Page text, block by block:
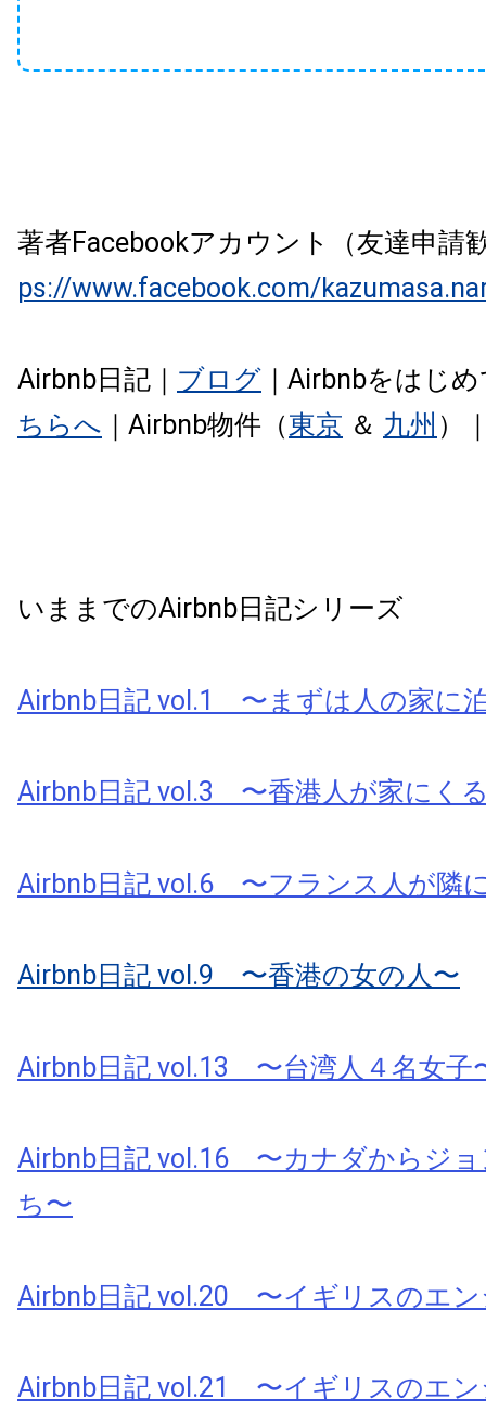
著者Facebookアカウント（友達申請
ps://www.facebook.com/
Airbnb日記｜ ブログ ｜Airbnbをはじ
ちらへ ｜Airbnb物件（東京 ＆ 九州 ）
いままでのAirbnb日記シリーズ
Airbnb日記 vol.1 〜まずは人の家に
Airbnb日記 vol.3 〜香港人が家にく
Airbnb日記 vol.6 〜フランス人が隣
Airbnb日記 vol.9 〜香港の女の人〜
Airbnb日記 vol.13 〜台湾人４名女子
Airbnb日記 vol.16 〜カナダからジ
ち〜
Airbnb日記 vol.20 〜イギリスのエ
Airbnb日記 vol.21 〜イギリスのエ